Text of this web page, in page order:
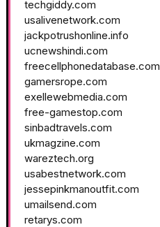
techgiddy.com
usalivenetwork.com
jackpotrushonline.info
ucnewshindi.com
freecellphonedatabase.com
gamersrope.com
exellewebmedia.com
free-gamestop.com
sinbadtravels.com
ukmagzine.com
wareztech.org
usabestnetwork.com
jessepinkmanoutfit.com
umailsend.com
retarys.com